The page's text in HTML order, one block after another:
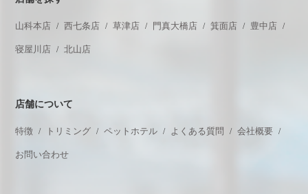
山科本店 西七条店 草津店 門真大橋店 箕面店 豊中店
寝屋川店 北山店
店舗について
特徴 トリミング ペットホテル よくある質問 会社概要
お問い合わせ